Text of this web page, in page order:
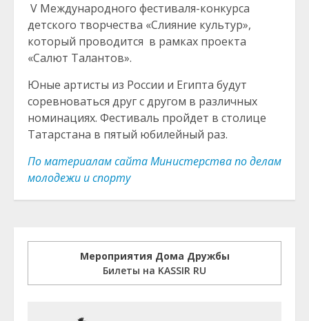
V Международного фестиваля-конкурса
детского творчества «Слияние культур»,
который проводится в рамках проекта
«Салют Талантов».
Юные артисты из России и Египта будут
соревноваться друг с другом в различных
номинациях. Фестиваль пройдет в столице
Татарстана в пятый юбилейный раз.
По материалам сайта Министерства по делам
молодежи и спорту
Мероприятия Дома Дружбы
Билеты на KASSIR RU